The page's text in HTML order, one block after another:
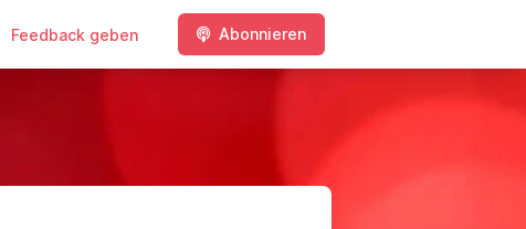
Feedback geben Abonnieren